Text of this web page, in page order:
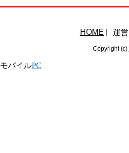
HOME 運営
Copyright (c)
モバイルPC